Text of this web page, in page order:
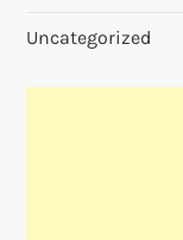
Uncategorized